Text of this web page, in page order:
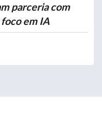
parceria com
em IA